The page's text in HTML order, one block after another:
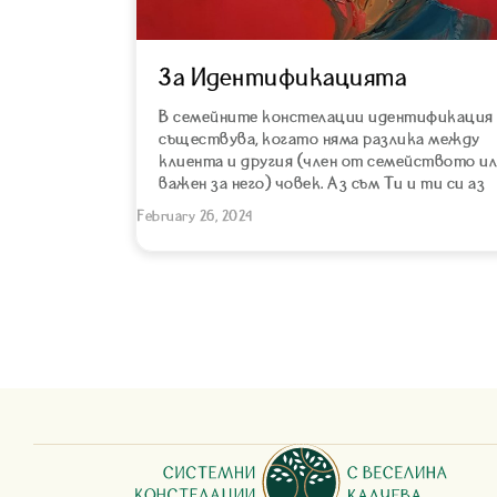
За Идентификацията
В семейните констелации идентификация
съществува, когато няма разлика между
клиента и другия (член от семейството
важен за него) човек. Аз съм Ти и ти си аз
February 26, 2024